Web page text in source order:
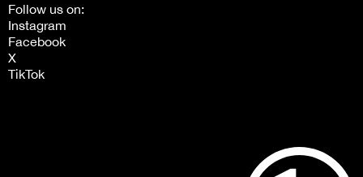
Follow us on:
Instagram
Facebook
X
TikTok